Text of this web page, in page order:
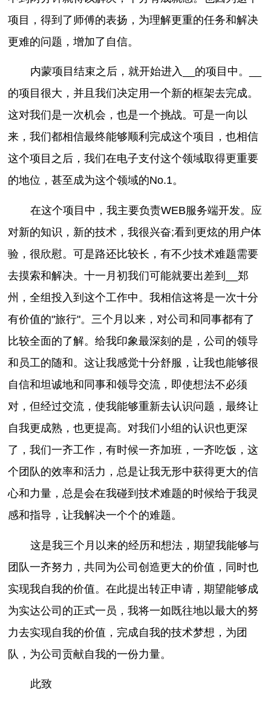
项目，得到了师傅的表扬，为理解更重的任务和解决
更难的问题，增加了自信。
内蒙项目结束之后，就开始进入__的项目中。__
的项目很大，并且我们决定用一个新的框架去完成。
这对我们是一次机会，也是一个挑战。可是一向以
来，我们都相信最终能够顺利完成这个项目，也相信
这个项目之后，我们在电子支付这个领域取得更重要
的地位，甚至成为这个领域的No.1。
在这个项目中，我主要负责WEB服务端开发。应
对新的知识，新的技术，我很兴奋;看到更炫的用户体
验，很欣慰。可是路还比较长，有不少技术难题需要
去摸索和解决。十一月初我们可能就要出差到__郑
州，全组投入到这个工作中。我相信这将是一次十分
有价值的"旅行"。三个月以来，对公司和同事都有了
比较全面的了解。给我印象最深刻的是，公司的领导
和员工的随和。这让我感觉十分舒服，让我也能够很
自信和坦诚地和同事和领导交流，即使想法不必须
对，但经过交流，使我能够重新去认识问题，最终让
自我更成熟，也更提高。对我们小组的认识也更深
了，我们一齐工作，有时候一齐加班，一齐吃饭，这
个团队的效率和活力，总是让我无形中获得更大的信
心和力量，总是会在我碰到技术难题的时候给于我灵
感和指导，让我解决一个个的难题。
这是我三个月以来的经历和想法，期望我能够与
团队一齐努力，共同为公司创造更大的价值，同时也
实现我自我的价值。在此提出转正申请，期望能够成
为实达公司的正式一员，我将一如既往地以最大的努
力去实现自我的价值，完成自我的技术梦想，为团
队，为公司贡献自我的一份力量。
此致